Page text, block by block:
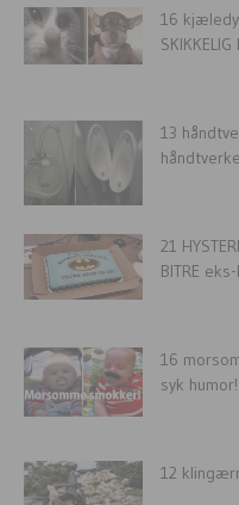
16
SKIKKELIG
13
21
BITRE
16
syk humor!
12